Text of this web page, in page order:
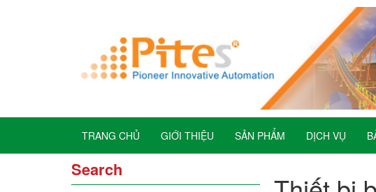
TRANG CHỦ GIỚI THIỆU SẢN PHẨM DỊCH VỤ
Search